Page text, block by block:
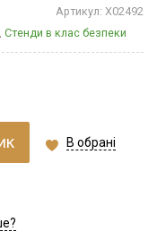
Артикул: Х02492
, Стенди в клас безпеки
В обрані